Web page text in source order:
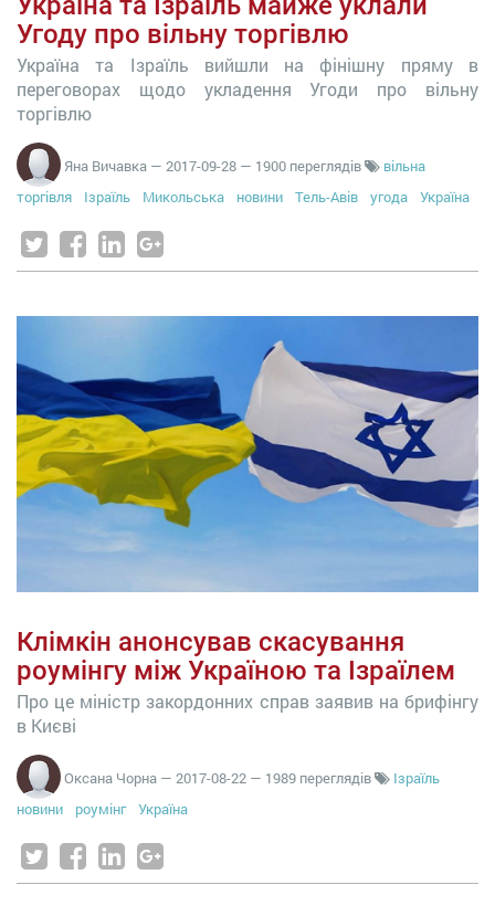
Угоду про вільну торгівлю
Україна та Ізраїль вийшли на фінішну пряму в
переговорах щодо укладення Угоди про вільну
торгівлю
Яна Вичавка — 2017-09-28 — 1900 переглядів
вільна
торгівля
Ізраїль Микольська новини Тель-Авів угода Україна
Клімкін анонсував скасування
роумінгу між Україною та Ізраїлем
Про це міністр закордонних справ заявив на брифінгу
в Києві
Оксана Чорна — 2017-08-22 — 1989 переглядів
Ізраїль
новини
роумінг Україна